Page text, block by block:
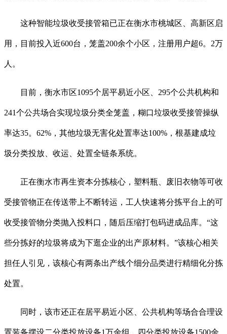
这种智能垃圾收受接管箱已正在衡水市桃城区、高新区启
用，目前投入近600台，笼盖200余个小区，注册用户超6。2万
人。
目前，衡水市区1095个居平易近小区、295个公共机构和
241个公共场合实现垃圾分类全笼盖，糊口垃圾收受接管操纵
率达35。62%，其他垃圾无害化处置率达100%，根基建成垃
圾分类投放、收运、处置全链条系统。
正在衡水市再生资本分拣核心，塑料瓶、废旧衣物等可收
受接管物正在传送带上不断转运，工人快速将分拣平台上的可
收受接管物分类抛入投料口，随后压缩打包码进成品库。“这
些分拣好的垃圾将成为下逛企业的出产原材料。”该核心相关
担任人引见，该核心有两条出产线个细分品类进行精细化分拣
处置。
同时，该市还正在居平易近小区、公共机构等场合合理设